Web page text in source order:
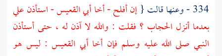
334 - وعنها قالت {
إنأفلح- أخاأبي القعيس- استأذن علي
بعدما أنزل الحجاب ؟ فقلت : والله لا آذن له ، حتى أستأذن
النبي صلى الله عليه وسلم فإن أخاأبي القعيس : ليس هو